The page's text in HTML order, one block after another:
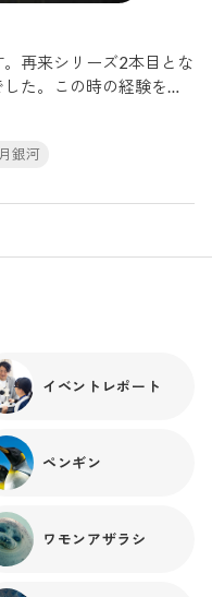
。再来シリーズ2本目とな
した。この時の経験を経
イボクラゲ」は、今の
ができています。成
カクラゲに似てるけ
米太平洋沿岸に分布し、
ときからポリプを管理
くれるのですが...▲ポリプ
ィラが全然育たない。
れをやっても効果はイマ
アルテミアとミズクラゲ
ずに展示に至らず、月
があり、海外でパープ
育されている水族館の
クラゲの勉強会に参加
まくったことで、パー
お話を要約すると、「暴
そこで、餌となるアルテ
銀河
イベントレポート
ペンギン
ワモンアザラシ